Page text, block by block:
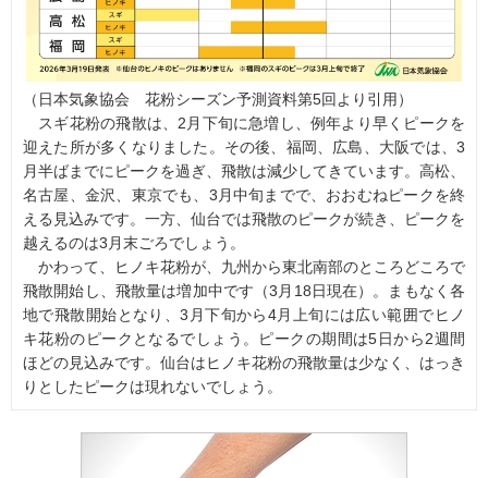
（日本気象協会 花粉シーズン予測資料第5回より引用）
スギ花粉の飛散は、2月下旬に急増し、例年より早くピークを
迎えた所が多くなりました。その後、福岡、広島、大阪では、3
月半ばまでにピークを過ぎ、飛散は減少してきています。高松、
名古屋、金沢、東京でも、3月中旬までで、おおむねピークを終
える見込みです。一方、仙台では飛散のピークが続き、ピークを
越えるのは3月末ごろでしょう。
かわって、ヒノキ花粉が、九州から東北南部のところどころで
飛散開始し、飛散量は増加中です（3月18日現在）。まもなく各
地で飛散開始となり、3月下旬から4月上旬には広い範囲でヒノ
キ花粉のピークとなるでしょう。ピークの期間は5日から2週間
ほどの見込みです。仙台はヒノキ花粉の飛散量は少なく、はっき
りとしたピークは現れないでしょう。